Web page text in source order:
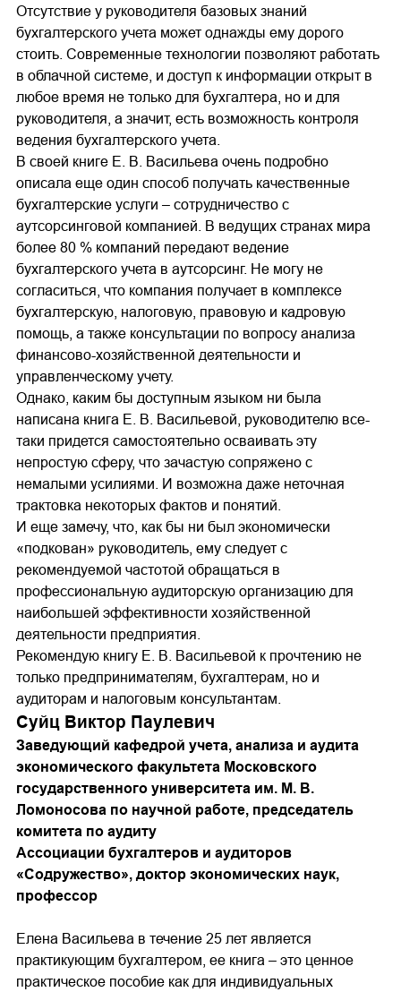
Отсутствие у руководителя базовых знаний
бухгалтерского учета может однажды ему дорого
стоить. Современные технологии позволяют работать
в облачной системе, и доступ к информации открыт в
любое время не только для бухгалтера, но и для
руководителя, а значит, есть возможность контроля
ведения бухгалтерского учета.
В своей книге Е. В. Васильева очень подробно
описала еще один способ получать качественные
бухгалтерские услуги – сотрудничество с
аутсорсинговой компанией. В ведущих странах мира
более 80 % компаний передают ведение
бухгалтерского учета в аутсорсинг. Не могу не
согласиться, что компания получает в комплексе
бухгалтерскую, налоговую, правовую и кадровую
помощь, а также консультации по вопросу анализа
финансово-хозяйственной деятельности и
управленческому учету.
Однако, каким бы доступным языком ни была
написана книга Е. В. Васильевой, руководителю все-
таки придется самостоятельно осваивать эту
непростую сферу, что зачастую сопряжено с
немалыми усилиями. И возможна даже неточная
трактовка некоторых фактов и понятий.
И еще замечу, что, как бы ни был экономически
«подкован» руководитель, ему следует с
рекомендуемой частотой обращаться в
профессиональную аудиторскую организацию для
наибольшей эффективности хозяйственной
деятельности предприятия.
Рекомендую книгу Е. В. Васильевой к прочтению не
только предпринимателям, бухгалтерам, но и
аудиторам и налоговым консультантам.
Суйц Виктор Паулевич
Заведующий кафедрой учета, анализа и аудита
экономического факультета Московского
государственного университета им. М. В.
Ломоносова по научной работе, председатель
комитета по аудиту
Ассоциации бухгалтеров и аудиторов
«Содружество», доктор экономических наук,
профессор
Елена Васильева в течение 25 лет является
практикующим бухгалтером, ее книга – это ценное
практическое пособие как для индивидуальных